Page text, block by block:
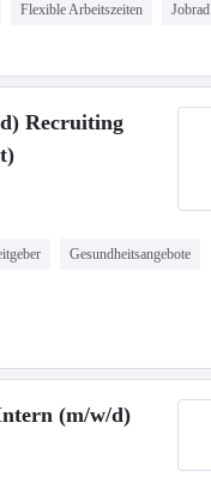
Flexible Arbeitszeiten Jobrad
Recruiting
Gesundheitsangebote
(m/w/d)